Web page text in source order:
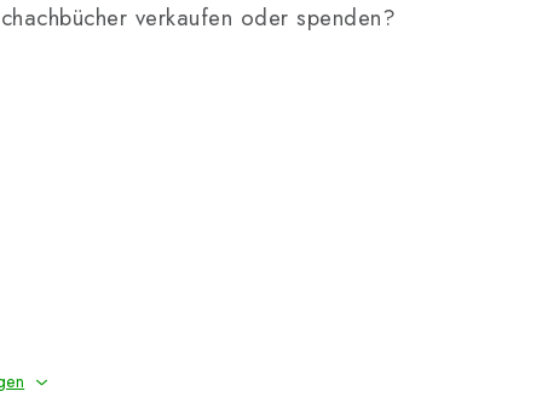
verkaufen oder spenden?